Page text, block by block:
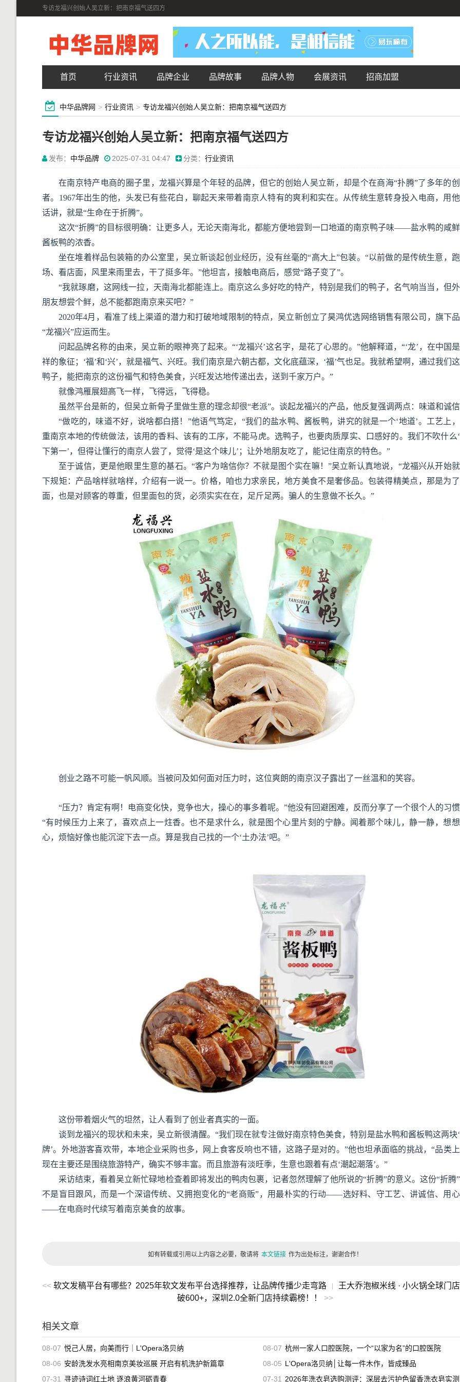
专访龙福兴创始人吴立新：把南京福气送四方
首页 行业资讯 品牌企业 品牌故事 品牌人物 会展资讯 招商加盟
中华品牌网 > 行业资讯 > 专访龙福兴创始人吴立新：把南京福气送四方
专访龙福兴创始人吴立新：把南京福气送四方
发布： 中华品牌 2025-07-31 04:47 分类： 行业资讯
在南京特产电商的圈子里，龙福兴算是个年轻的品牌，但它的创始人吴立新，却是个在商海“扑腾”了多年的
者。1967年出生的他，头发已有些花白，聊起天来带着南京人特有的爽利和实在。从传统生意转身投入电商，用
话讲，就是“生命在于折腾”。
这次“折腾”的目标很明确：让更多人，无论天南海北，都能方便地尝到一口地道的南京鸭子味——盐水鸭的咸
酱板鸭的浓香。
坐在堆着样品包装箱的办公室里，吴立新谈起创业经历，没有丝毫的“高大上”包装。“以前做的是传统生意，
场、看店面，风里来雨里去，干了挺多年。”他坦言，接触电商后，感觉“路子变了”。
“我就琢磨，这网线一拉，天南海北都能连上。南京这么多好吃的特产，特别是我们的鸭子，名气响当当，但
朋友想尝个鲜，总不能都跑南京来买吧？”
2020年4月，看准了线上渠道的潜力和打破地域限制的特点，吴立新创立了昊鸿优选网络销售有限公司，旗下
“龙福兴”应运而生。
问起品牌名称的由来，吴立新的眼神亮了起来。“‘龙福兴’这名字，是花了心思的。”他解释道，“‘龙’，在中国
祥的象征；‘福’和‘兴’，就是福气、兴旺。我们南京是六朝古都，文化底蕴深，‘福’气也足。我就希望啊，通过我们
鸭子，能把南京的这份福气和特色美食，兴旺发达地传递出去，送到千家万户。”
就像鸿雁展翅高飞一样，飞得远，飞得稳。
虽然平台是新的，但吴立新骨子里做生意的理念却很“老派”。谈起龙福兴的产品，他反复强调两点：味道和诚
“做吃的，味道不好，说啥都白搭！”他语气笃定，“我们的盐水鸭、酱板鸭，讲究的就是一个‘地道’。工艺上
重南京本地的传统做法，该用的香料、该有的工序，不能马虎。选鸭子，也要肉质厚实、口感好的。我们不吹什么
下第一’，但得让懂行的南京人尝了，觉得‘是这个味儿’；让外地朋友吃了，能记住南京的特色。”
至于诚信，更是他眼里生意的基石。“客户为啥信你？不就是图个实在嘛！”吴立新认真地说，“龙福兴从开始
下规矩：产品啥样就啥样，介绍有一说一。价格，咱也力求亲民，地方美食不是奢侈品。包装得精美点，那是为
面，也是对顾客的尊重，但里面包的货，必须实实在在，足斤足两。骗人的生意做不长久。”
创业之路不可能一帆风顺。当被问及如何面对压力时，这位爽朗的南京汉子露出了一丝温和的笑容。
“压力？肯定有啊！电商变化快，竞争也大，操心的事多着呢。”他没有回避困难，反而分享了一个很个人的习
“有时候压力上来了，喜欢点上一炷香。也不是求什么，就是图个心里片刻的宁静。闻着那个味儿，静一静，想
心，烦恼好像也能沉淀下去一点。算是我自己找的一个‘土办法’吧。”
这份带着烟火气的坦然，让人看到了创业者真实的一面。
谈到龙福兴的现状和未来，吴立新很清醒。“我们现在就专注做好南京特色美食，特别是盐水鸭和酱板鸭这两块
牌’。外地游客喜欢带，本地企业采购也多，网上食客反响也不错，这路子是对的。”他也坦承面临的挑战，“品类
现在主要还是围绕旅游特产，确实不够丰富。而且旅游有淡旺季，生意也跟着有点‘潮起潮落’。”
采访结束，看着吴立新忙碌地检查着即将发出的鸭肉包裹，记者忽然理解了他所说的“折腾”的意义。这份“折腾
不是盲目跟风，而是一个深谙传统、又拥抱变化的“老商贩”，用最朴实的行动——选好料、守工艺、讲诚信、用
——在电商时代续写着南京美食的故事。
如有转载或引用以上内容之必要，敬请将 本文链接 作为出处标注，谢谢合作！
<< 软文发稿平台有哪些？2025年软文发布平台选择推荐，让品牌传播少走弯路 |
王大乔泡椒米线 · 小火锅全球门
破600+，深圳2.0全新门店持续霸榜！！
>>
相关文章
08-07 悦己人居，向美而行｜L'Opera洛贝纳 08-07 杭州一家人口腔医院，一个“以家为名”的口腔医院
08-06 安龄洗发水亮相南京美妆巡展 开启有机洗护新篇章 08-05 L'Opera洛贝纳│让每一件木作，皆成臻品
07-31
寻迹诗词红土地 逐浪黄河砺青春 07-31 2026年洗衣皂选购测评：深层去污护色留香洗衣皂实测，适合家用的高口碑洗衣皂推荐